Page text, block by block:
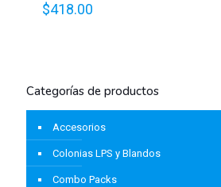
Valorado
en
$418.00
Categorías de productos
Accesorios
Colonias LPS y Blandos
Combo Packs